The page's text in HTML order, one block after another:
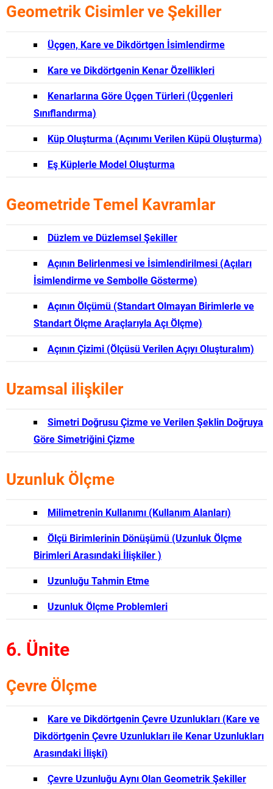
Geometrik Cisimler ve Şekiller
Üçgen, Kare ve Dikdörtgen İsimlendirme
Kare ve Dikdörtgenin Kenar Özellikleri
Kenarlarına Göre Üçgen Türleri (Üçgenleri
Sınıflandırma)
Küp Oluşturma (Açınımı Verilen Küpü Oluşturma)
Eş Küplerle Model Oluşturma
Geometride Temel Kavramlar
Düzlem ve Düzlemsel Şekiller
Açının Belirlenmesi ve İsimlendirilmesi (Açıları
İsimlendirme ve Sembolle Gösterme)
Açının Ölçümü (Standart Olmayan Birimlerle ve
Standart Ölçme Araçlarıyla Açı Ölçme)
Açının Çizimi (Ölçüsü Verilen Açıyı Oluşturalım)
Uzamsal ilişkiler
Simetri Doğrusu Çizme ve Verilen Şeklin Doğruya
Göre Simetriğini Çizme
Uzunluk Ölçme
Milimetrenin Kullanımı (Kullanım Alanları)
Ölçü Birimlerinin Dönüşümü (Uzunluk Ölçme
Birimleri Arasındaki İlişkiler )
Uzunluğu Tahmin Etme
Uzunluk Ölçme Problemleri
6. Ünite
Çevre Ölçme
Kare ve Dikdörtgenin Çevre Uzunlukları (Kare ve
Dikdörtgenin Çevre Uzunlukları ile Kenar Uzunlukları
Arasındaki İlişki)
Çevre Uzunluğu Aynı Olan Geometrik Şekiller